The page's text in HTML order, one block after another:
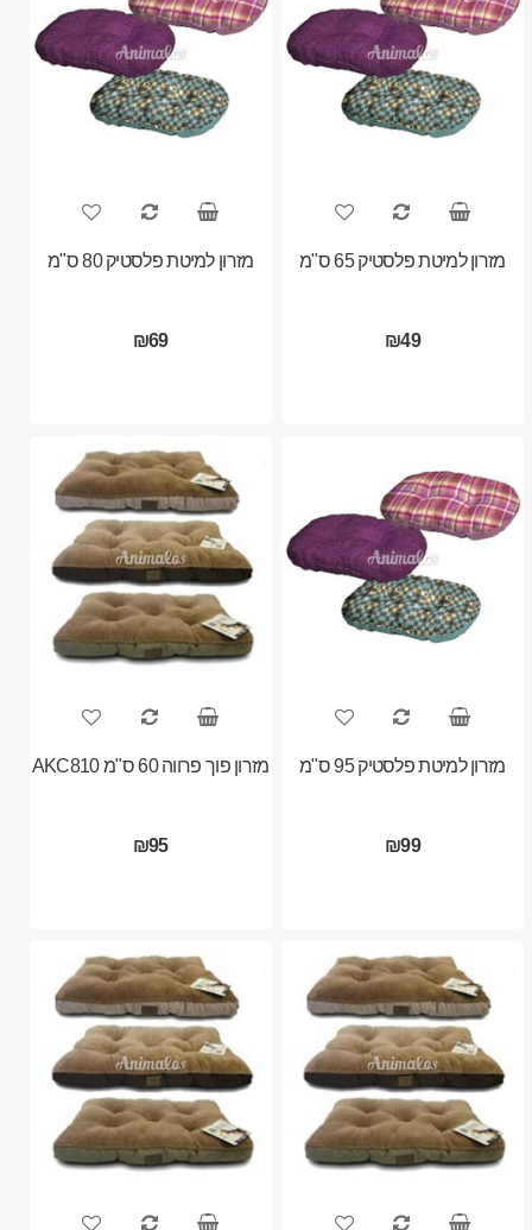
מזרון למיטת פלסטיק 65 ס"מ
₪49
מזרון למיטת פלסטיק 80 ס"מ
₪69
מזרון למיטת פלסטיק 95 ס"מ
₪99
מזרון פוך פרווה 60 ס"מ AKC810
₪95